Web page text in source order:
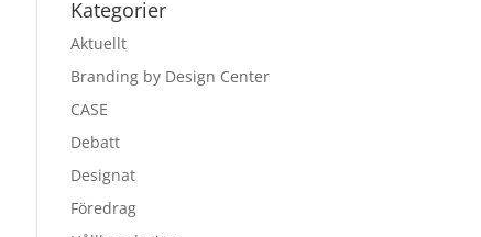
Kategorier
Aktuellt
Branding by Design Center
CASE
Debatt
Designat
Föredrag